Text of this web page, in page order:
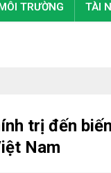
TRƯỜNG TÀI
trị đến
Nam